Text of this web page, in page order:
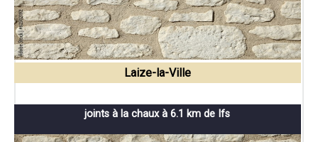
Laize-la-Ville
joints à la chaux à 6.1 km de Ifs